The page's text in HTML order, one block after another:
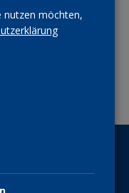
nutzen möchten,